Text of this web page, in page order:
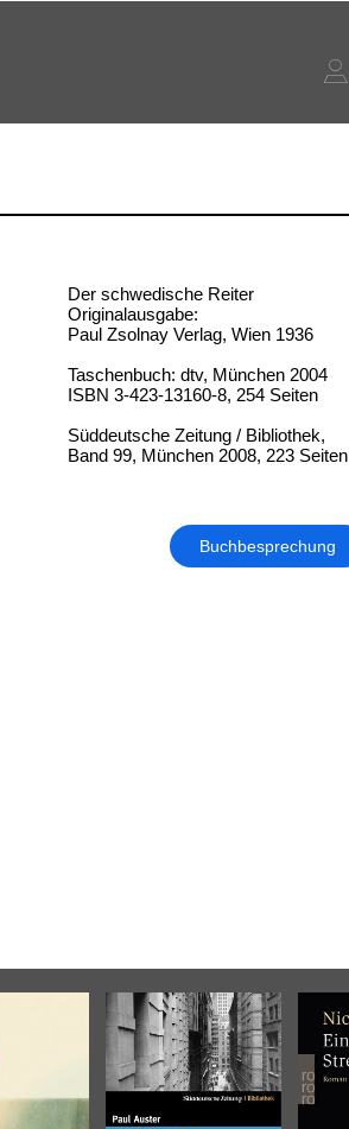
Der schwedische Reiter
Originalausgabe:
Paul Zsolnay Verlag, Wien 1936
Taschenbuch: dtv, München 2004
ISBN 3-423-13160-8, 254 Seiten
Süddeutsche Zeitung / Bibliothek,
Band 99, München 2008, 223 Seiten
Buchbesprechung